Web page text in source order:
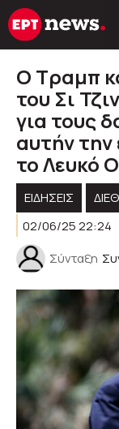
Μετάβαση
σε
Ο Τραμπ
του Σι
για τους
αυτήν
το Λευκό
ΕΙΔΗΣΕΙΣ
02/06/25 22:24
Σύνταξη